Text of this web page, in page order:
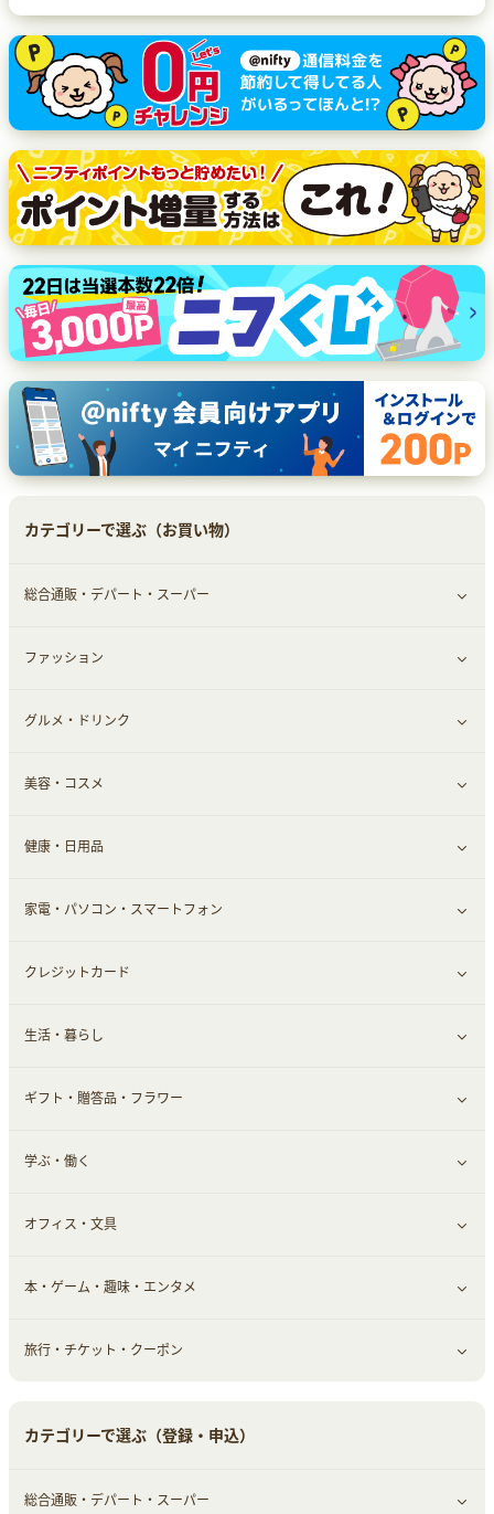
カテゴリーで選ぶ（お買い物）
総合通販・デパート・スーパー
すべて見る
総合通販
デパート・スーパー
ファッション
すべて見る
ファッション
インナー・下着
靴・フットウェア
小物・かばん
スーツ・フォーマル
グルメ・ドリンク
すべて見る
グルメ
ドリンク
お酒
食材宅配
美容・コスメ
すべて見る
スキンケア
メイクアップ
ヘアケア
メンズ美容
美容・ダイエット用品
脱毛用品
美容食品
健康・日用品
すべて見る
健康食品｜青汁・飲料
健康食品｜乳酸菌・ケフィア
健康食品｜その他
スポーツ・フィットネス
日用品・薬局・からだ
家電・パソコン・スマートフォン
すべて見る
家電・パソコン・ソフトウェア
スマホ・携帯電話・SIM
クレジットカード
すべて見る
クレジットカード
生活・暮らし
すべて見る
車情報・カーシェア・レンタル
お役立ち
生活雑貨・家具インテリア
赤ちゃん・こども・マタニティ
ギフト・贈答品・フラワー
すべて見る
ギフト・贈答品
フラワー
学ぶ・働く
すべて見る
習い事・学習・学校
オフィス・文具
すべて見る
オフィス・文具
本・ゲーム・趣味・エンタメ
すべて見る
旅行・チケット・クーポン
カテゴリーで選ぶ（登録・申込）
総合通販・デパート・スーパー